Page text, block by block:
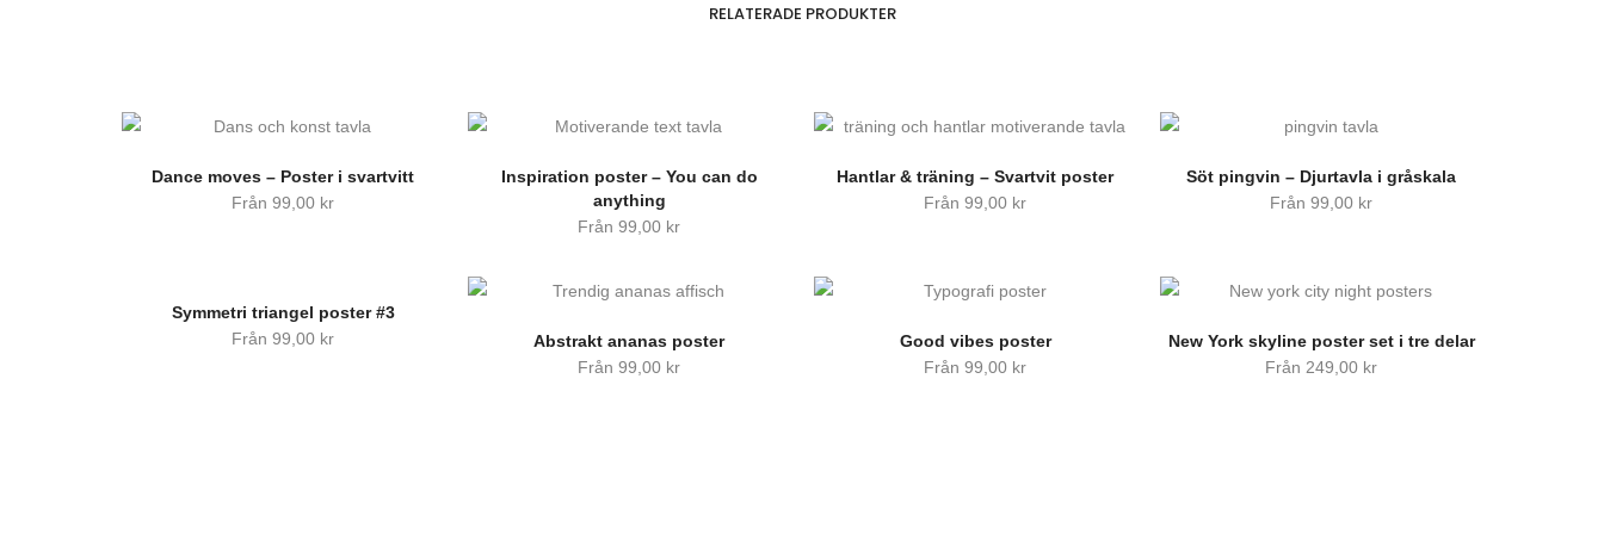
RELATERADE PRODUKTER
Dance moves – Poster i svartvitt
Från 99,00 kr
Inspiration poster – You can do
anything
Från 99,00 kr
Hantlar & träning – Svartvit poster
Från 99,00 kr
Söt pingvin – Djurtavla i gråskala
Från 99,00 kr
Symmetri triangel poster #3
Från 99,00 kr
Abstrakt ananas poster
Från 99,00 kr
Good vibes poster
Från 99,00 kr
New York skyline poster set i tre delar
Från 249,00 kr